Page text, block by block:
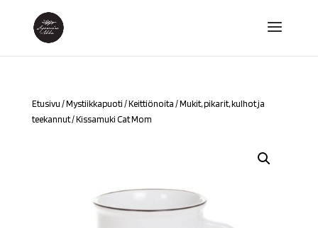
Etusivu /Mystiikkapuoti /Keittiönoita /Mukit, pikarit, kulhot ja
teekannut/ Kissamuki Cat Mom